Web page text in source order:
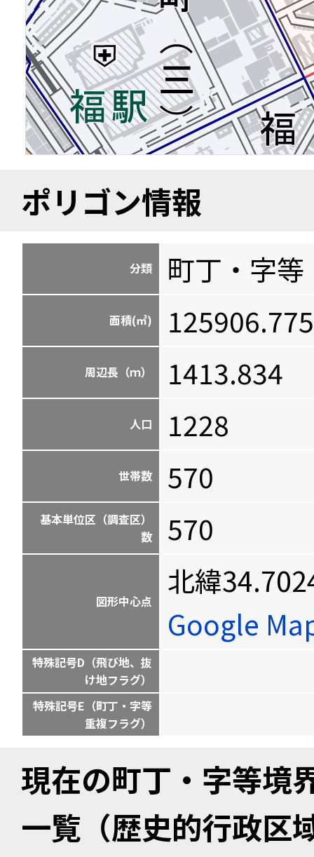
ポリゴン情報
分類 町丁・字等
面積(㎡) 125906.775
周辺長（ｍ） 1413.834
人口 1228
世帯数 570
基本単位区（調査区）
数
570
図形中心点
北緯
Google
特殊記号D（飛び地、抜
け地フラグ）
特殊記号E（町丁・字等
重複フラグ）
現在の町丁・字等境
一覧（歴史的行政区